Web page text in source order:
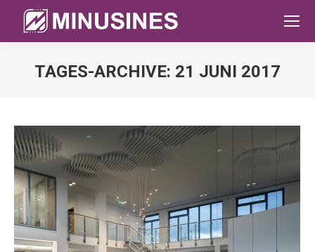
TAGES-ARCHIVE: 21 JUNI 2017